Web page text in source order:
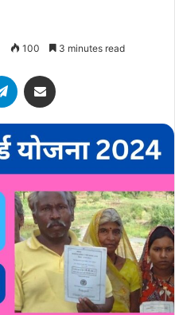
100 3 minutes read
Telegram